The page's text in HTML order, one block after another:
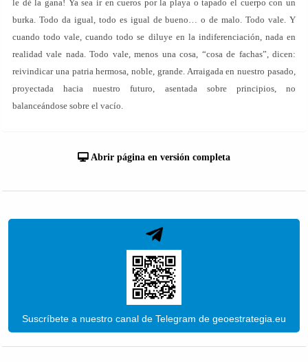
le dé la gana! Ya sea ir en cueros por la playa o tapado el cuerpo con un
burka. Todo da igual, todo es igual de bueno… o de malo. Todo vale. Y
cuando todo vale, cuando todo se diluye en la indiferenciación, nada en
realidad vale nada. Todo vale, menos una cosa, “cosa de fachas”, dicen:
reivindicar una patria hermosa, noble, grande. Arraigada en nuestro pasado,
proyectada hacia nuestro futuro, asentada sobre principios, no
balanceándose sobre el vacío.
Abrir página en versión completa
Suscríbete a nuestro canal de Telegram de geoestrategia.eu